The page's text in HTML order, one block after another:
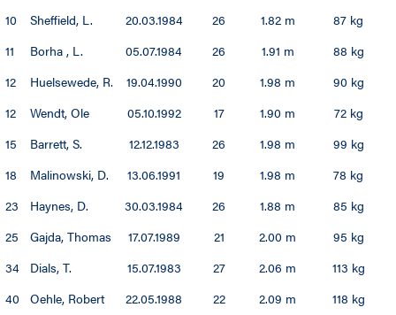
10
Sheffield, L. 20.03.1984 26 1.82 m
87 kg
11
Borha , L. 05.07.1984 26 1.91 m
88 kg
12
Huelsewede, R. 19.04.1990 20 1.98 m
90 kg
12
Wendt, Ole 05.10.1992 17 1.90 m
72 kg
15
Barrett, S. 12.12.1983 26 1.98 m
99 kg
18
Malinowski, D. 13.06.1991 19 1.98 m
78 kg
23
Haynes, D. 30.03.1984 26 1.88 m
85 kg
25
Gajda, Thomas 17.07.1989 21 2.00 m
95 kg
34
Dials, T. 15.07.1983 27 2.06 m
113 kg
40 Oehle, Robert 22.05.1988 22 2.09 m
118 kg